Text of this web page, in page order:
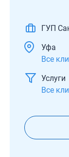
ГУП
Уфа
Все
Услуги
Все